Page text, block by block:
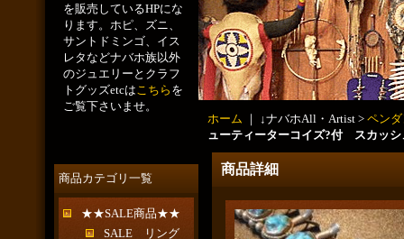
を販売しているHPにな
ります。ホピ、ズニ、
サントドミンゴ、イス
レタなどナバホ族以外
のジュエリーとクラフ
トグッズetcはこちら を
ご覧下さいませ。
商品カテゴリ一覧
★★SALE商品★★
SALE リング
ホーム ｜ ↓ナバホAll・Artist > ペン
ューティーターコイズ?付 スカッシ
商品詳細